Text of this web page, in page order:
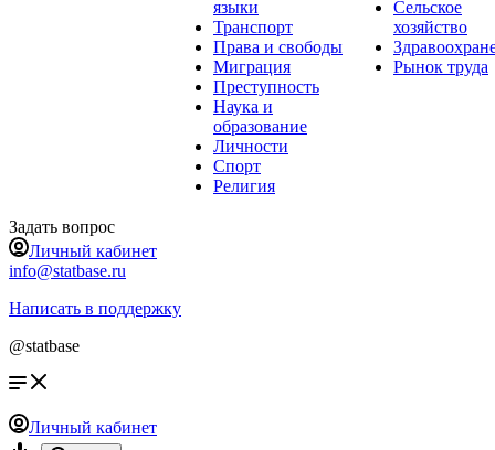
языки
Транспорт
Права и свободы
Миграция
Преступность
Наука и
образование
Личности
Спорт
Религия
Сельское
хозяйство
Рынок труда
Задать вопрос
Личный кабинет
info@statbase.ru
Написать в поддержку
@statbase
Личный кабинет